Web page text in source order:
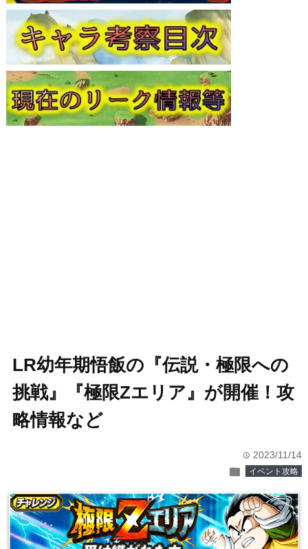
LR幼年期悟飯の『伝説・極限への
挑戦』『極限Zエリア』が開催！攻
略情報など
time 2023/11/14
folder イベント攻略